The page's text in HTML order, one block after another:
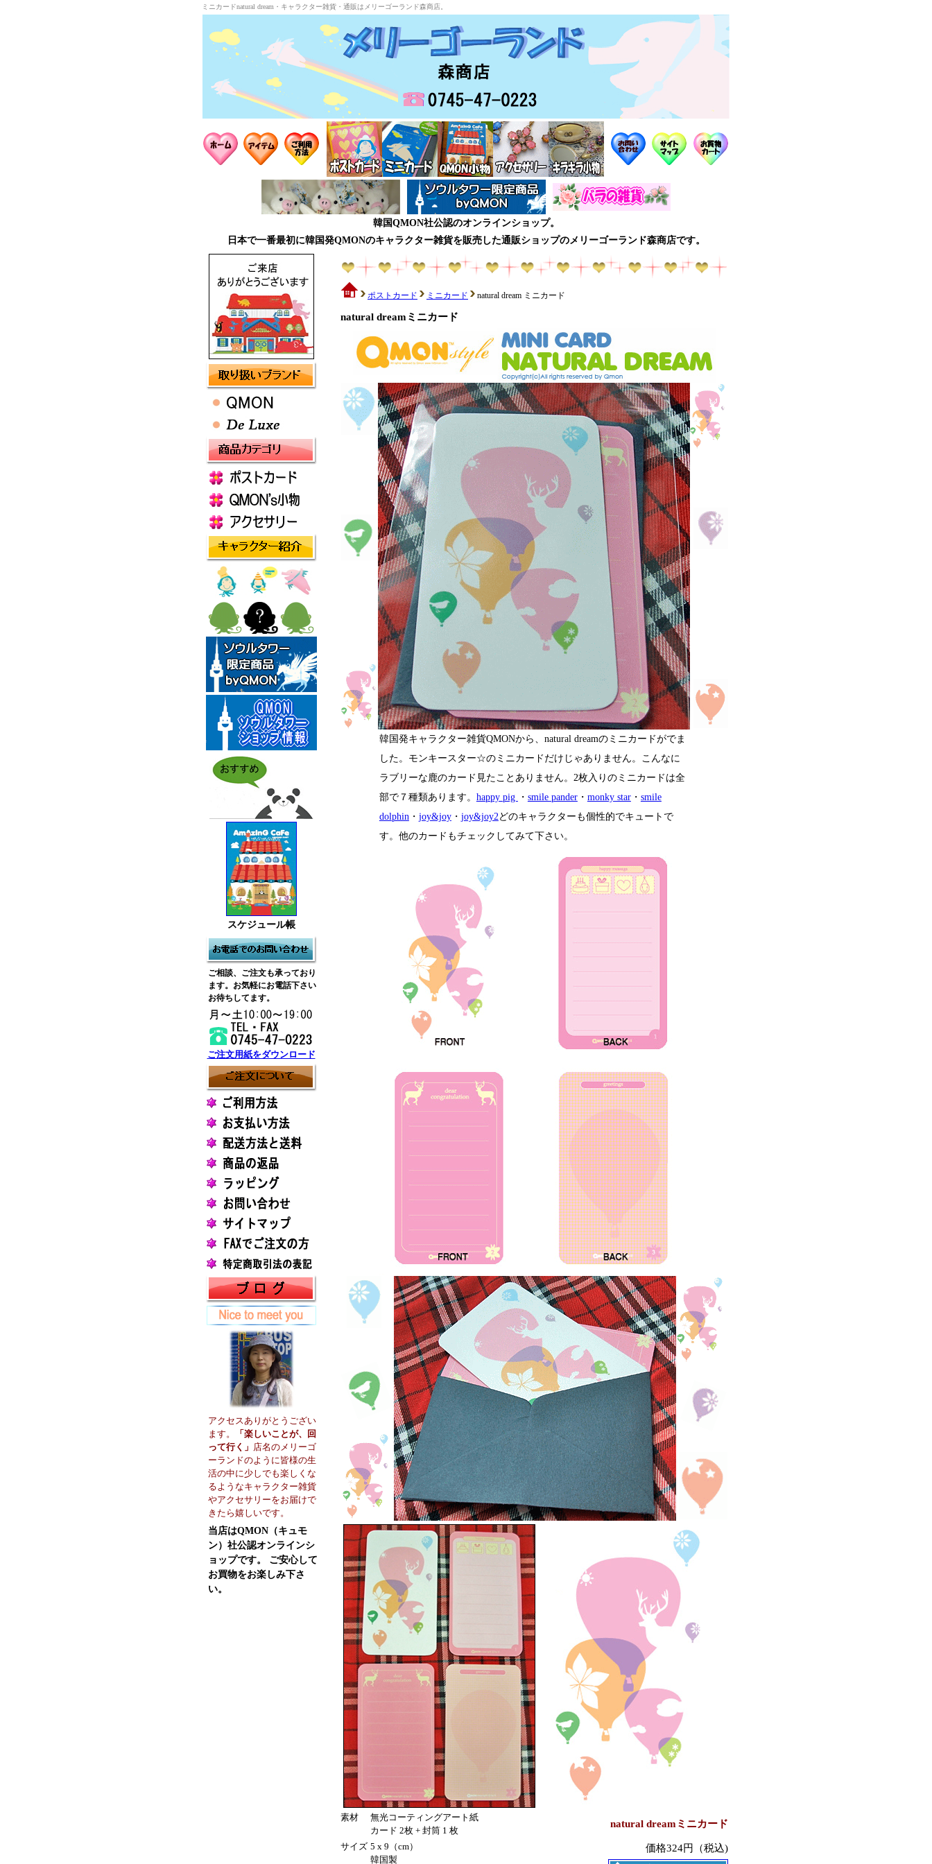
ミニカードnatural dream・キャラクター雑貨・通販はメリーゴーランド森商店。
韓国QMON社公認のオンラインショップ。
日本で一番最初に韓国発QMONのキャラクター雑貨を販売した通販ショップのメリーゴーランド森商店です。
スケジュール帳
ご相談、ご注文も承っており
ます。お気軽にお電話下さい
お待ちしてます。
ご注文用紙をダウンロード
アクセスありがとうござい
ます。
「楽しいことが、回
って行く」 店名のメリーゴ
ーランドのように皆様の生
活の中に少しでも楽しくな
るようなキャラクター雑貨
やアクセサリーをお届けで
きたら嬉しいです。
当店はQMON（キュモ
ン）社公認オンラインシ
ョップです。 ご安心して
お買物をお楽しみ下さ
い。
ポストカード ミニカード natural dream ミニカード
natural dreamミニカード
韓国発キャラクター雑貨QMONから、natural dreamのミニカードがでま
した。モンキースター☆のミニカードだけじゃありません。こんなに
ラブリーな鹿のカード見たことありません。2枚入りのミニカードは全
部で７種類あります。 happy pig ・ smile pander・ monky star・ smile
dolphin・ joy&joy・ joy&joy2どのキャラクターも個性的でキュートで
す。他のカードもチェックしてみて下さい。
素材
無光コーティングアート紙
カード 2枚 + 封筒 1 枚
natural dreamミニカード
サイズ 5 x 9（cm）
韓国製
価格324円（税込)